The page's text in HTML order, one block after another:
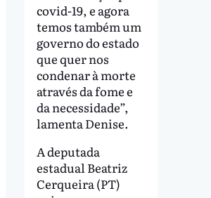
covid-19, e agora
temos também um
governo do estado
que quer nos
condenar à morte
através da fome e
da necessidade”,
lamenta Denise.
A deputada
estadual Beatriz
Cerqueira (PT)